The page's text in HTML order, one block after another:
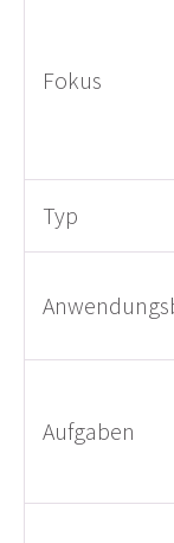
Fokus
Typ
Aufgaben